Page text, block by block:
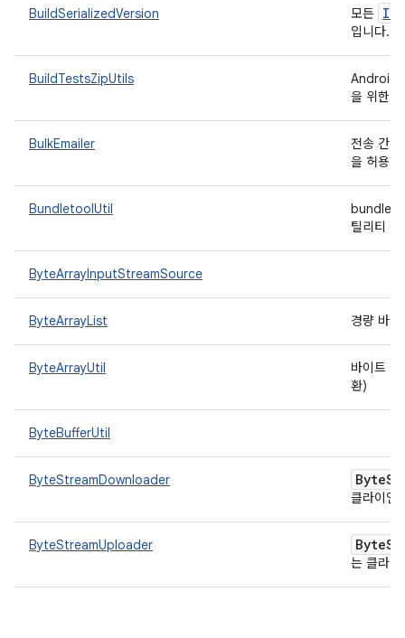
BuildSerializedVersion 모든
입니다.
BuildTestsZipUtils
Android
을 위한
BulkEmailer
전송 간
을 허용
BundletoolUtil
틸리티
ByteArrayInputStreamSource
ByteArrayList 경량 바
ByteArrayUtil
바이트
환)
ByteBufferUtil
ByteStreamDownloader Byte
클라이언
ByteStreamUploader Byte
는 클라